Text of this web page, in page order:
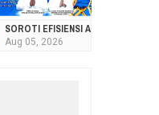
SOROTI EFISIENSI APBD, DPRD
Aug 05, 2026